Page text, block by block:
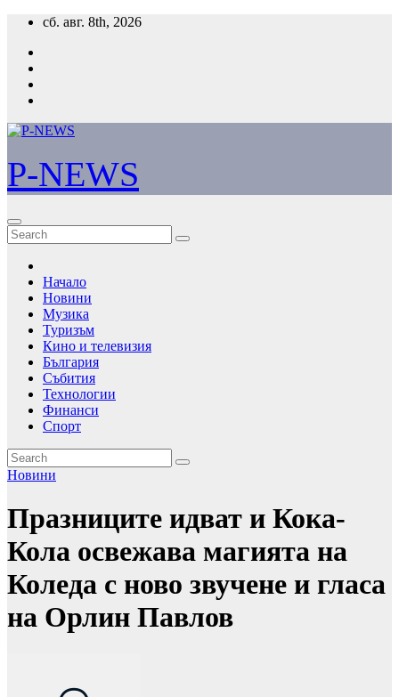
Skip
content
сб. авг. 8th, 2026
P-NEWS
Начало
Новини
Музика
Туризъм
Кино и телевизия
България
Събития
Технологии
Финанси
Спорт
Новини
Празниците идват и Кока-
Кола освежава магията на
Коледа с ново звучене и гласа
на Орлин Павлов